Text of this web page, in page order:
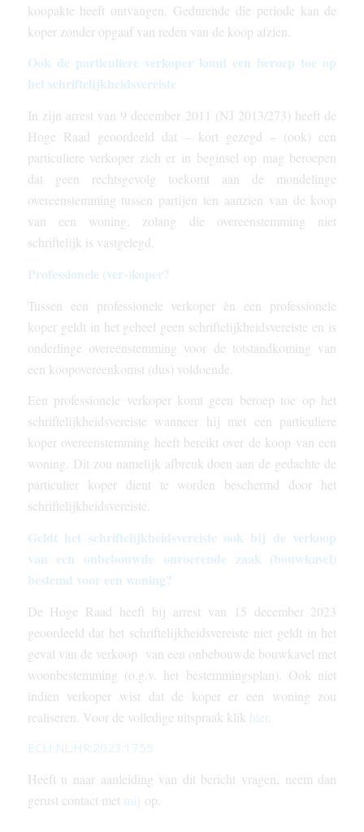
koopakte heeft ontvangen. Gedurende die periode kan de
koper zonder opgaaf van reden van de koop afzien.
Ook de particuliere verkoper komt een beroep toe op
het schriftelijkheidsvereiste
In zijn arrest van 9 december 2011 (NJ 2013/273) heeft de
Hoge Raad geoordeeld dat – kort gezegd – (ook) een
particuliere verkoper zich er in beginsel op mag beroepen
dat geen rechtsgevolg toekomt aan de mondelinge
overeenstemming tussen partijen ten aanzien van de koop
van een woning, zolang die overeenstemming niet
schriftelijk is vastgelegd.
Professionele (ver-)koper?
Tussen een professionele verkoper èn een professionele
koper geldt in het geheel geen schriftelijkheidsvereiste en is
onderlinge overeenstemming voor de totstandkoming van
een koopovereenkomst (dus) voldoende.
Een professionele verkoper komt geen beroep toe op het
schriftelijkheidsvereiste wanneer hij met een particuliere
koper overeenstemming heeft bereikt over de koop van een
woning. Dit zou namelijk afbreuk doen aan de gedachte de
particulier koper dient te worden beschermd door het
schriftelijkheidsvereiste.
Geldt het schriftelijkheidsvereiste ook bij de verkoop
van een onbebouwde onroerende zaak (bouwkavel)
bestemd voor een woning?
De Hoge Raad heeft bij arrest van 15 december 2023
geoordeeld dat het schriftelijkheidsvereiste niet geldt in het
geval van de verkoop van een onbebouwde bouwkavel met
woonbestemming (o.g.v. het bestemmingsplan). Ook niet
indien verkoper wist dat de koper er een woning zou
realiseren. Voor de volledige uitspraak klik hier.
ECLI:NL:HR:2023:1755
Heeft u naar aanleiding van dit bericht vragen, neem dan
gerust contact met mij op.